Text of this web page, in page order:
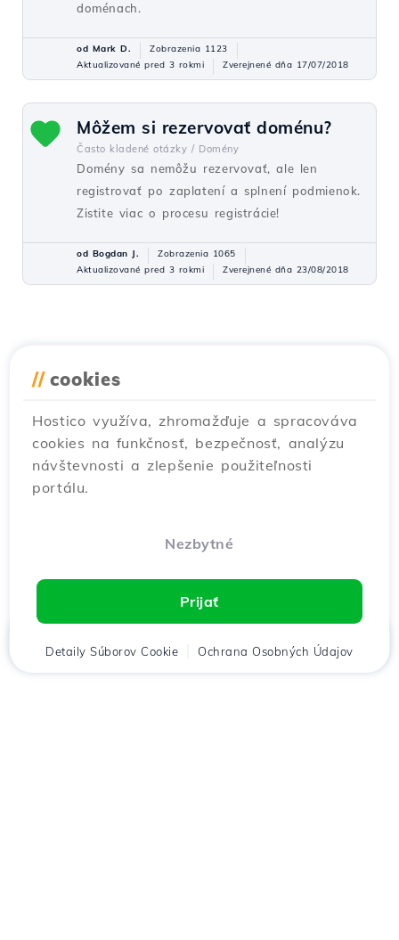
doménach.
od Mark D.
Zobrazenia 1123
Aktualizované pred 3 rokmi
Zverejnené dňa 17/07/2018
Môžem si rezervovať doménu?
Často kladené otázky / Domény
Domény sa nemôžu rezervovať, ale len
registrovať po zaplatení a splnení podmienok.
Zistite viac o procesu registrácie!
od Bogdan J.
Zobrazenia 1065
Aktualizované pred 3 rokmi
Zverejnené dňa 23/08/2018
// cookies
Hostico využíva, zhromažďuje a spracováva
cookies na funkčnosť, bezpečnosť, analýzu
návštevnosti a zlepšenie použiteľnosti
portálu.
Nezbytné
Prijať
Detaily Súborov Cookie Ochrana Osobných Údajov
Domov Klient Košík Chat Menu